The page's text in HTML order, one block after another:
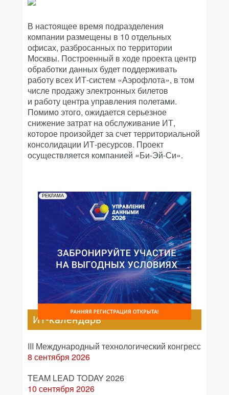
В настоящее время подразделения
компании размещены в 10 отдельных
офисах, разбросанных по территории
Москвы. Построенный в ходе проекта центр
обработки данных будет поддерживать
работу всех ИТ-систем «Аэрофлота», в том
числе продажу электронных билетов
и работу центра управления полетами.
Помимо этого, ожидается серьезное
снижение затрат на обслуживание ИТ,
которое произойдет за счет территориальной
консолидации ИТ-ресурсов. Проект
осуществляется компанией «Би-Эй-Си».
РЕКЛАМА
ИТ-календарь
III Международный технологический конгресс
8 сентября 2026
TEAM LEAD TODAY 2026
10 сентября 2026